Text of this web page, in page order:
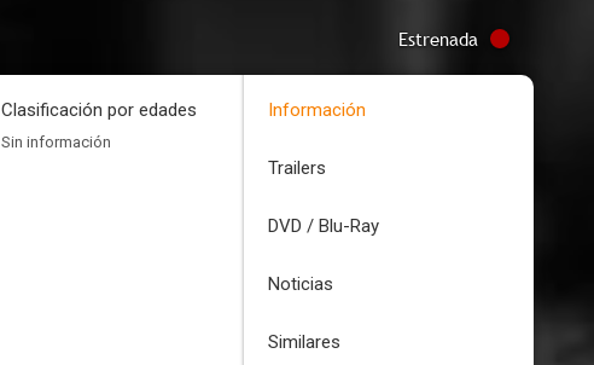
Estrenada
Clasificación por edades
Sin información
Información
Trailers
DVD / Blu-Ray
Noticias
Similares